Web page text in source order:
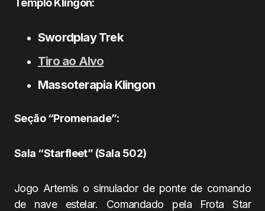
Templo Klingon:
Swordplay Trek
Tiro ao Alvo
Massoterapia Klingon
Seção “Promenade”:
Sala “Starfleet” (Sala 502)
Jogo Artemis o simulador de ponte de comando
de nave estelar. Comandado pela Frota Star